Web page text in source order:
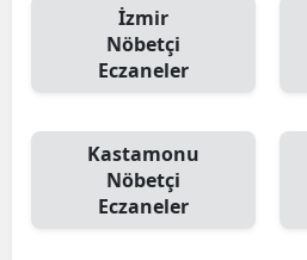
İzmir
Nöbetçi
Eczaneler
Kastamonu
Nöbetçi
Eczaneler